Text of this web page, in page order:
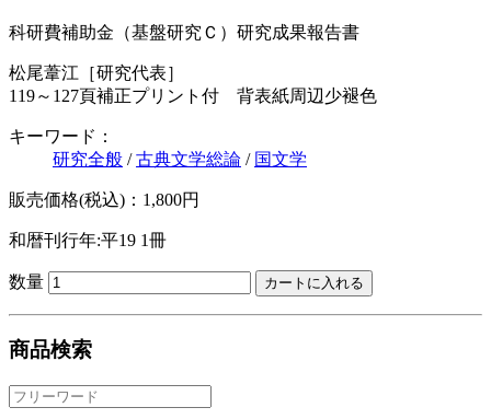
科研費補助金（基盤研究Ｃ）研究成果報告書
松尾葦江［研究代表］
119～127頁補正プリント付 背表紙周辺少褪色
キーワード：
研究全般 /古典文学総論 / 国文学
販売価格(税込)：1,800円
和暦刊行年:平19 1冊
数量
商品検索